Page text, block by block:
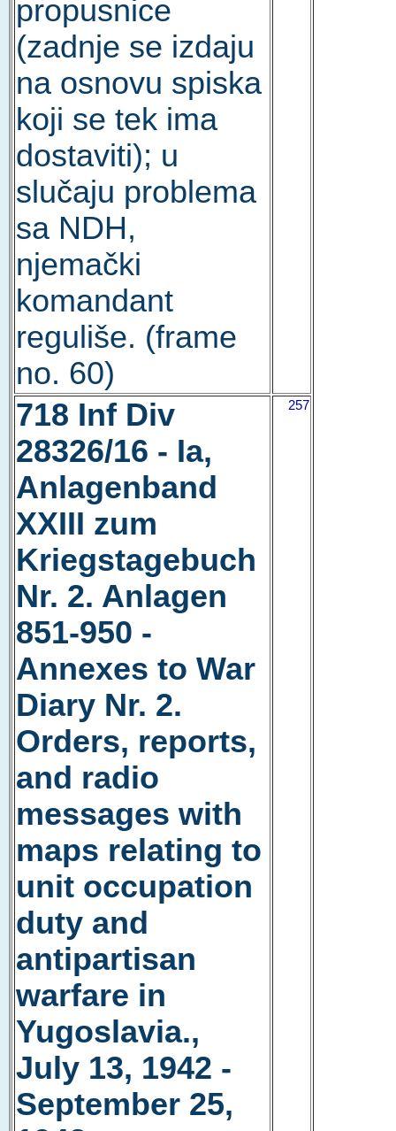
propusnice
(zadnje se izdaju
na osnovu spiska
koji se tek ima
dostaviti); u
slučaju problema
sa NDH,
njemački
komandant
reguliše. (frame
no. 60)
718 Inf Div
28326/16 - Ia,
Anlagenband
XXIII zum
Kriegstagebuch
Nr. 2. Anlagen
851-950 -
Annexes to War
Diary Nr. 2.
Orders, reports,
and radio
messages with
maps relating to
unit occupation
duty and
antipartisan
warfare in
Yugoslavia.,
July 13, 1942 -
September 25,
257